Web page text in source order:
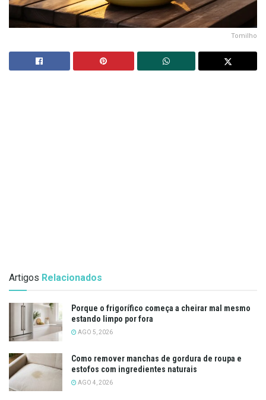
Tomilho
Artigos Relacionados
Porque o frigorífico começa a cheirar mal mesmo
estando limpo por fora
AGO 5, 2026
Como remover manchas de gordura de roupa e
estofos com ingredientes naturais
AGO 4, 2026